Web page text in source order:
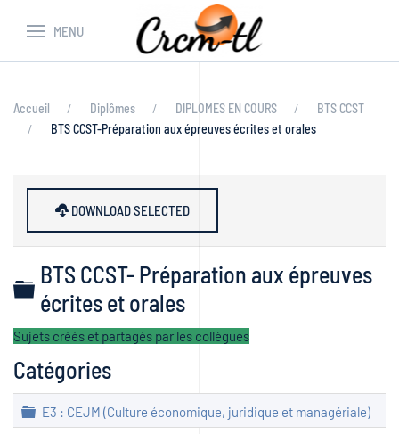
MENU
Accueil Diplômes DIPLOMES EN COURS
BTS CCST
BTS CCST-Préparation aux épreuves écrites et orales
DOWNLOAD SELECTED
Dossier
BTS CCST- Préparation aux épreuves
écrites et orales
Sujets créés et partagés par les collègues
Catégories
Dossier
E3 : CEJM (Culture économique, juridique et managériale)